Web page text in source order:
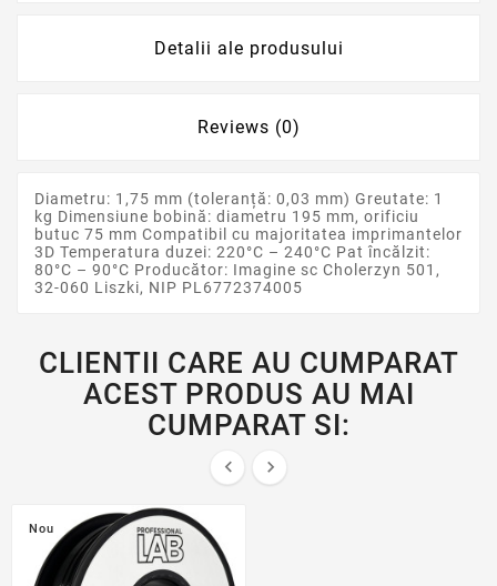
Detalii ale produsului
Reviews (0)
Diametru: 1,75 mm (toleranță: 0,03 mm) Greutate: 1
kg Dimensiune bobină: diametru 195 mm, orificiu
butuc 75 mm Compatibil cu majoritatea imprimantelor
3D Temperatura duzei: 220°C – 240°C Pat încălzit:
80°C – 90°C Producător: Imagine sc Cholerzyn 501,
32-060 Liszki, NIP PL6772374005
CLIENTII CARE AU CUMPARAT
ACEST PRODUS AU MAI
CUMPARAT SI:
 
Nou